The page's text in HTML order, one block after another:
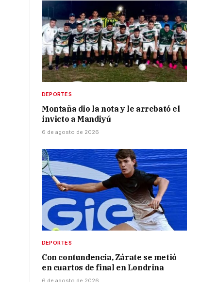
DEPORTES
Montaña dio la nota y le arrebató el
invicto a Mandiyú
6 de agosto de 2026
DEPORTES
Con contundencia, Zárate se metió
en cuartos de final en Londrina
6 de agosto de 2026